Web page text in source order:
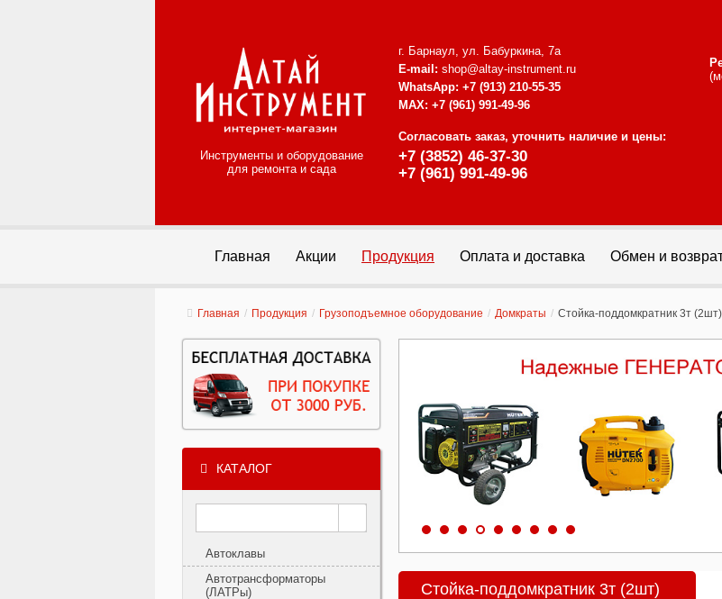
Инструменты и оборудование
для ремонта и сада
г. Барнаул, ул. Бабуркина, 7а
E-mail: shop@altay-instrument.ru
WhatsApp: +7 (913) 210-55-35
MAX: +7 (961) 991-49-96
Согласовать заказ, уточнить наличие и цены:
+7 (3852) 46-37-30
+7 (961) 991-49-96
Главная Акции Продукция Оплата и доставка Обмен и
Главная / Продукция / Грузоподъемное оборудование / Домкраты / Стойка-поддомкратник 3т
КАТАЛОГ
Автоклавы
Автотрансформаторы
(ЛАТРы)
Стойка-поддомкратник 3т (2шт)